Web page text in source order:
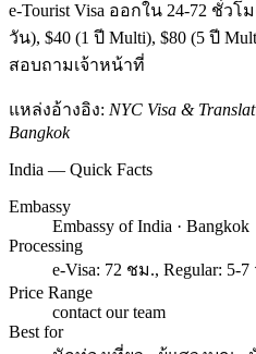
e-Tourist Visa ออกใน 24-72 ชั่วโ
วัน), $40 (1 ปี Multi), $80 (5 ปี
สอบถามเจ้าหน้าที่
แหล่งอ้างอิง: NYC Visa &
Bangkok
India — Quick Facts
Embassy
Embassy of India · Bangkok
Processing
e-Visa: 72 ชม., Regular: 5-7
Price Range
contact our team
Best for